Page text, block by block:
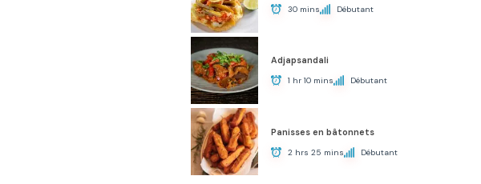
30 mins Débutant
Adjapsandali
1 hr 10 mins Débutant
Panisses en bâtonnets
2 hrs 25 mins Débutant